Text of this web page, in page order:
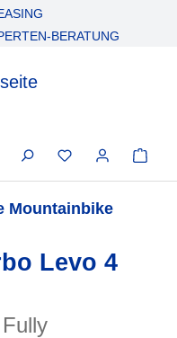
BERATUNG
Mountainbike
Levo 4